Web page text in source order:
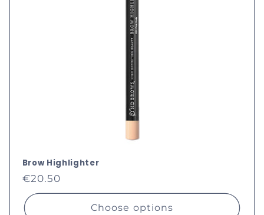
Brow Highlighter
Regular
price
€20.50
Choose options